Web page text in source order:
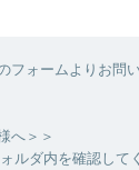
ォームよりお問
へ＞＞
ルダ内を確認して